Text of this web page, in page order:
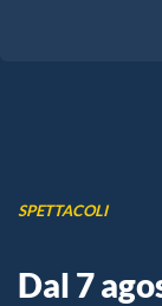
SPETTACOLI
Dal 7